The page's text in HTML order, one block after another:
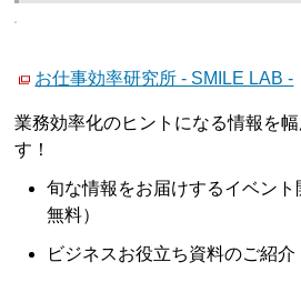
お仕事効率研究所 - SMILE LAB -
業務効率化のヒントになる情報を
す！
旬な情報をお届けするイベン
無料）
ビジネスお役立ち資料のご紹介